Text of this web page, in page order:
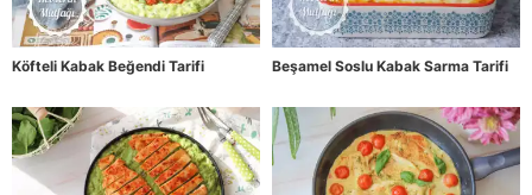
Köfteli Kabak Beğendi Tarifi Beşamel Soslu Kabak Sarma Tarifi